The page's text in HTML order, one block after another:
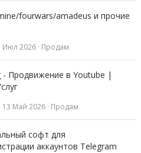
fourwars/amadeus и прочие
Продам
Июл 2026
- Продвижение в Youtube |
Продам
13 Май 2026
софт для
аккаунтов Telegram